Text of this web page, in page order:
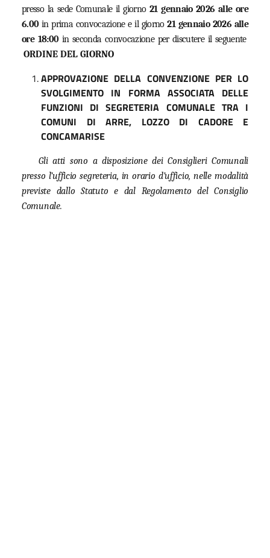
presso la sede Comunale il giorno21 gennaio 2026 alle ore
6.00in prima convocazione e il giorno21 gennaio 2026 alle
ore 18:00in seconda convocazione per discutere il seguente
ORDINE DEL GIORNO
APPROVAZIONE DELLA CONVENZIONE PER LO
SVOLGIMENTO IN FORMA ASSOCIATA DELLE
FUNZIONI DI SEGRETERIA COMUNALE TRA I
COMUNI DI ARRE, LOZZO DI CADORE E
CONCAMARISE
Gli atti sono a disposizione dei Consiglieri Comunali
presso l’ufficio segreteria, in orario d’ufficio, nelle modalità
previste dallo Statuto e dal Regolamento del Consiglio
Comunale.